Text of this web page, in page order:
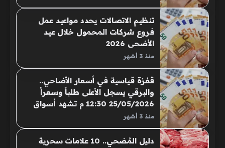
العمرانية عن تنظيم فعاليات "كرنفال
العيد"..
تنظيم الاتصالات يحدد مواعيد عمل
فروع شركات المحمول خلال عيد
الأضحى 2026
منذ 3 أشهر
قفزة قياسية في أسعار الأضاحي..
والبرقي يسجل الأعلى طلباً وسعراً
25/05/2026 12:30 م تشهد أسواق
الماشية واللحوم القائمة (القايم) حركة
غير اعتيادية تزامنت مع قفزة ..
منذ 3 أشهر
دليل المُضحي.. 10 علامات سحرية